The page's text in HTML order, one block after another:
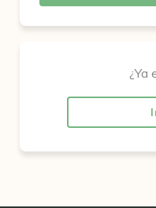
¿Ya